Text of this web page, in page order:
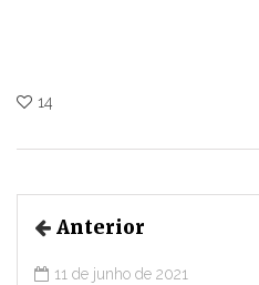
14
Anterior
11 de junho de 2021